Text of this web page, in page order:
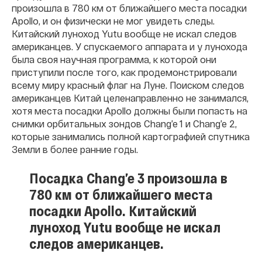
произошла в 780 км от ближайшего места посадки
Apollo, и он физически не мог увидеть следы.
Китайский луноход Yutu вообще не искал следов
американцев. У спускаемого аппарата и у лунохода
была своя научная программа, к которой они
приступили после того, как продемонстрировали
всему миру красный флаг на Луне. Поиском следов
американцев Китай целенаправленно не занимался,
хотя места посадки Apollo должны были попасть на
снимки орбитальных зондов Chang’e 1 и Chang’e 2,
которые занимались полной картографией спутника
Земли в более ранние годы.
Посадка Chang’e 3 произошла в
780 км от ближайшего места
посадки Apollo. Китайский
луноход Yutu вообще не искал
следов американцев.